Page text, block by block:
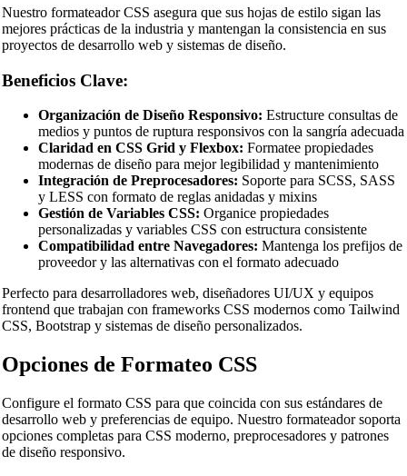
Nuestro formateador CSS asegura que sus hojas de estilo sigan las
mejores prácticas de la industria y mantengan la consistencia en sus
proyectos de desarrollo web y sistemas de diseño.
Beneficios Clave:
Organización de Diseño Responsivo: Estructure consultas de
medios y puntos de ruptura responsivos con la sangría adecuada
Claridad en CSS Grid y Flexbox: Formatee propiedades
modernas de diseño para mejor legibilidad y mantenimiento
Integración de Preprocesadores: Soporte para SCSS, SASS
y LESS con formato de reglas anidadas y mixins
Gestión de Variables CSS: Organice propiedades
personalizadas y variables CSS con estructura consistente
Compatibilidad entre Navegadores: Mantenga los prefijos de
proveedor y las alternativas con el formato adecuado
Perfecto para desarrolladores web, diseñadores UI/UX y equipos
frontend que trabajan con frameworks CSS modernos como Tailwind
CSS, Bootstrap y sistemas de diseño personalizados.
Opciones de Formateo CSS
Configure el formato CSS para que coincida con sus estándares de
desarrollo web y preferencias de equipo. Nuestro formateador soporta
opciones completas para CSS moderno, preprocesadores y patrones
de diseño responsivo.